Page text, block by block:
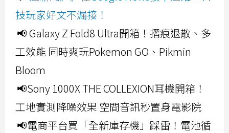
技玩家好文不漏接！
📢 Galaxy Z Fold8 Ultra開箱！摺痕退散、多
工效能 同時爽玩Pokemon GO、Pikmin
Bloom
📢Sony 1000X THE COLLEXION耳機開箱！
工地實測降噪效果 空間音訊秒置身電影院
📢電商平台買「全新庫存機」踩雷！電池循